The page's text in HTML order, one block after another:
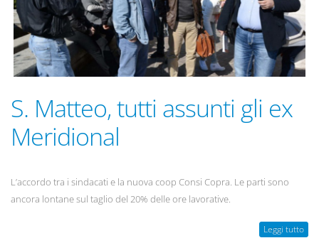
S. Matteo, tutti assunti gli ex
Meridional
L’accordo tra i sindacati e la nuova coop Consi Copra. Le parti sono
ancora lontane sul taglio del 20% delle ore lavorative.
Leggi tutto